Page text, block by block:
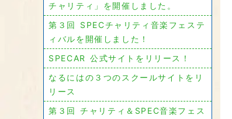
チャリティ」を開催しました。
第３回 SPECチャリティ音楽フェステ
ィバルを開催しました！
SPECAR 公式サイトをリリース！
なるにはの３つのスクールサイトをリ
リース
第３回 チャリティ＆SPEC音楽フェス